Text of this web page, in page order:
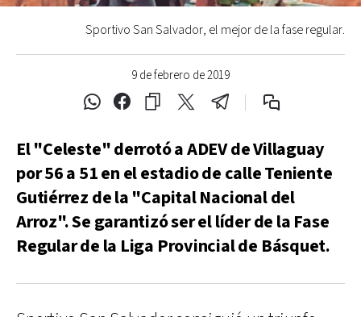
9 de febrero de 2019
Sportivo San Salvador, el mejor de la fase regular.
El "Celeste" derrotó a ADEV de Villaguay
por 56 a 51 en el estadio de calle Teniente
Gutiérrez de la "Capital Nacional del
Arroz". Se garantizó ser el líder de la Fase
Regular de la Liga Provincial de Básquet.